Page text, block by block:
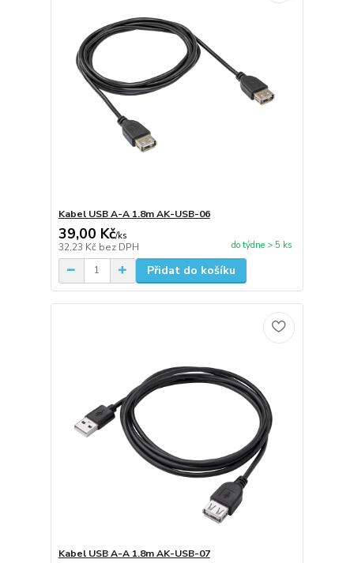
Kabel USB A-A 1.8m AK-USB-06
39,00 Kč/ks
32,23 Kč bez DPH do týdne > 5 ks
Přidat do košíku
Kabel USB A-A 1.8m AK-USB-07